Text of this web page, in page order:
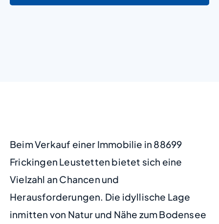
Beim Verkauf einer Immobilie in 88699
Frickingen Leustetten bietet sich eine
Vielzahl an Chancen und
Herausforderungen. Die idyllische Lage
inmitten von Natur und Nähe zum Bodensee